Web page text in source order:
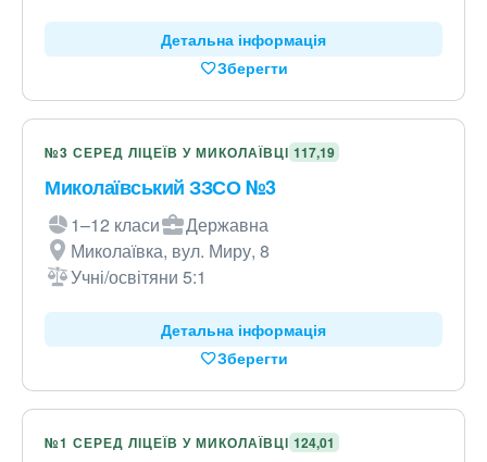
Детальна інформація
Зберегти
№3 СЕРЕД ЛІЦЕЇВ У МИКОЛАЇВЦІ 117,19
Миколаївський ЗЗСО №3
1–12 класи
Державна
Миколаївка, вул. Миру, 8
Учні/освітяни 5:1
Детальна інформація
Зберегти
№1 СЕРЕД ЛІЦЕЇВ У МИКОЛАЇВЦІ 124,01